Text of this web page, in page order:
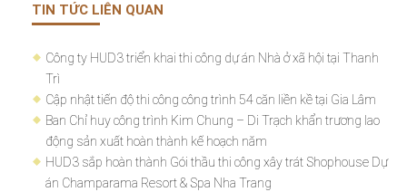
TIN TỨC LIÊN QUAN
Công ty HUD3 triển khai thi công dự án Nhà ở xã hội tại Thanh
Trì
Cập nhật tiến độ thi công công trình 54 căn liền kề tại Gia Lâm
Ban Chỉ huy công trình Kim Chung – Di Trạch khẩn trương lao
động sản xuất hoàn thành kế hoạch năm
HUD3 sắp hoàn thành Gói thầu thi công xây trát Shophouse Dự
án Champarama Resort & Spa Nha Trang